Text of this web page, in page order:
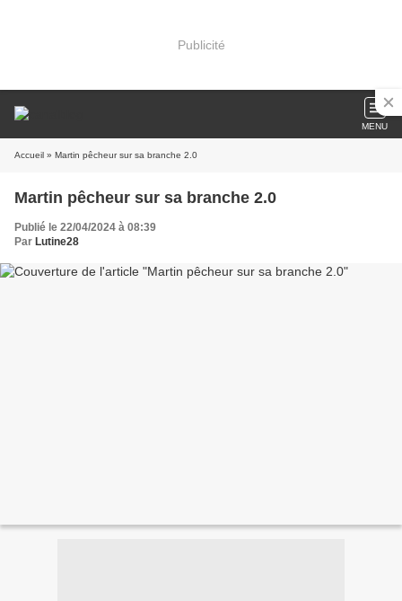
Publicité
MENU
Accueil » Martin pêcheur sur sa branche 2.0
Martin pêcheur sur sa branche 2.0
Publié le 22/04/2024 à 08:39
Par Lutine28